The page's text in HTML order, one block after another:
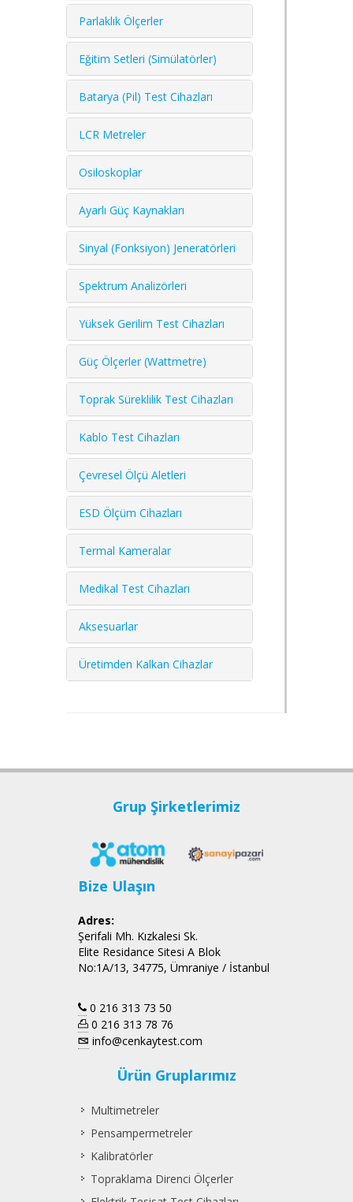
Parlaklık Ölçerler
Eğitim Setleri (Simülatörler)
Batarya (Pil) Test Cihazları
LCR Metreler
Osiloskoplar
Ayarlı Güç Kaynakları
Sinyal (Fonksiyon) Jeneratörleri
Spektrum Analizörleri
Yüksek Gerilim Test Cihazları
Güç Ölçerler (Wattmetre)
Toprak Süreklilik Test Cihazları
Kablo Test Cihazları
Çevresel Ölçü Aletleri
ESD Ölçüm Cihazları
Termal Kameralar
Medikal Test Cihazları
Aksesuarlar
Üretimden Kalkan Cihazlar
Grup Şirketlerimiz
Bize Ulaşın
Adres:
Şerifali Mh. Kızkalesi Sk.
Elite Residance Sitesi A Blok
No:1A/13, 34775, Ümraniye / İstanbul
0 216 313 73 50
0 216 313 78 76
info@cenkaytest.com
Ürün Gruplarımız
Multimetreler
Pensampermetreler
Kalibratörler
Topraklama Direnci Ölçerler